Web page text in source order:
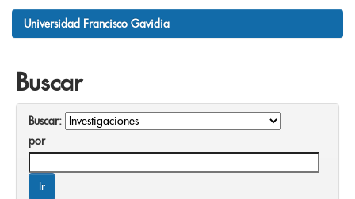
Universidad Francisco Gavidia
Buscar
Buscar:
por